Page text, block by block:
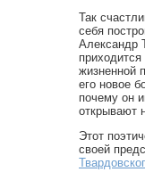
Так
себя
Александр
жизненной
его новое
почему он
открывают
Этот
своей